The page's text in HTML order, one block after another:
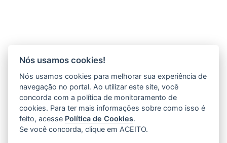
Nós usamos cookies!
Nós usamos cookies para melhorar sua experiência de
navegação no portal. Ao utilizar este site, você
concorda com a política de monitoramento de
cookies. Para ter mais informações sobre como isso é
feito, acesse Política de Cookies.
Se você concorda, clique em ACEITO.